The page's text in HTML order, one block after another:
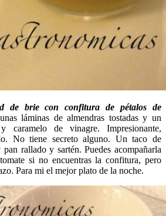
de brie con confitura de pétalos de
láminas de almendras tostadas y un
caramelo de vinagre. Impresionante,
No tiene secreto alguno. Un taco de
rallado y sartén. Puedes acompañarla
si no encuentras la confitura, pero
Para mi el mejor plato de la noche.